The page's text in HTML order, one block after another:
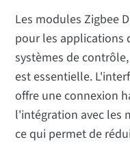
Les modules Zigbee
pour les applications
systèmes de
est essentielle.
offre une connexion
l'intégration avec les
ce qui permet de